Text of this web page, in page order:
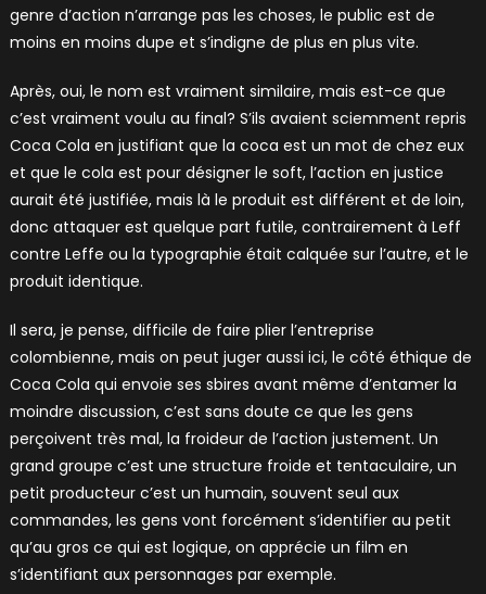
genre d’action n’arrange pas les choses, le public est de
moins en moins dupe et s’indigne de plus en plus vite.
Après, oui, le nom est vraiment similaire, mais est-ce que
c’est vraiment voulu au final? S’ils avaient sciemment repris
Coca Cola en justifiant que la coca est un mot de chez eux
et que le cola est pour désigner le soft, l’action en justice
aurait été justifiée, mais là le produit est différent et de loin,
donc attaquer est quelque part futile, contrairement à Leff
contre Leffe ou la typographie était calquée sur l’autre, et le
produit identique.
Il sera, je pense, difficile de faire plier l’entreprise
colombienne, mais on peut juger aussi ici, le côté éthique de
Coca Cola qui envoie ses sbires avant même d’entamer la
moindre discussion, c’est sans doute ce que les gens
perçoivent très mal, la froideur de l’action justement. Un
grand groupe c’est une structure froide et tentaculaire, un
petit producteur c’est un humain, souvent seul aux
commandes, les gens vont forcément s’identifier au petit
qu’au gros ce qui est logique, on apprécie un film en
s’identifiant aux personnages par exemple.